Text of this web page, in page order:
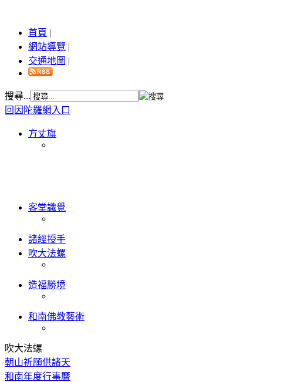
首頁 |
網站導覽 |
交通地圖 |
搜尋...
回因陀羅網入口
方丈旗
客堂識覺
諸經授手
吹大法螺
造福勝境
和南佛教藝術
吹大法螺
朝山祈願供諸天
和南年度行事曆